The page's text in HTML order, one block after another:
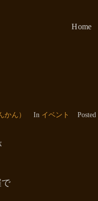
Home
ん） In イベント Posted